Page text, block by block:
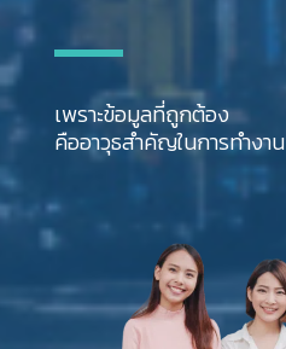
เพราะข้อมูลที่ถูกต้อง
คืออาวุธสำคัญในการทำงาน